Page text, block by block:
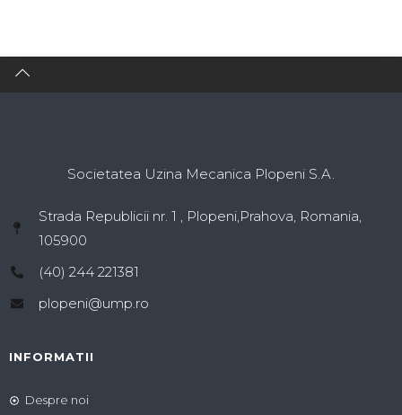
Societatea Uzina Mecanica Plopeni S.A.
Strada Republicii nr. 1 , Plopeni,Prahova, Romania,
105900
(40) 244 221381
plopeni@ump.ro
INFORMATII
Despre noi